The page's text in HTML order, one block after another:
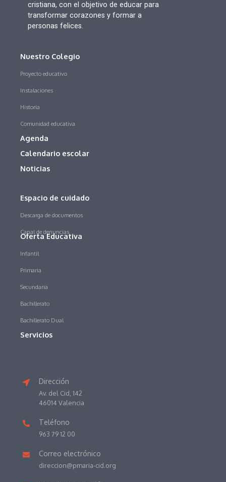
cristiana, con el objetivo de educar para
transformar corazones y formar a
personas felices.
Nuestro Colegio
Proyecto educativo
Instalaciones
Historia
Comunidad educativa
Agenda
Calendario escolar
Noticias
Espacio de cuidado
Descarga de documentos
Canal de denuncias
Oferta Educativa
Infantil
Primaria
Secundaria
Bachillerato
Bachillerato Dual
Servicios
Dirección
Av. del Cid, 142
46014 Valencia
Teléfono
963 79 12 00
Correo electrónico
direccion@pmaria-cid.org